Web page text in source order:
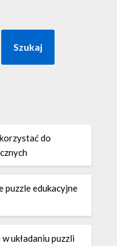
Szukaj
do
puzzle edukacyjne
układaniu puzzli